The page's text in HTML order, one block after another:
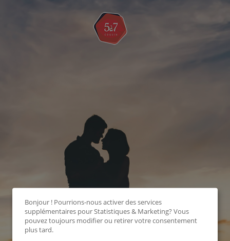
Bonjour ! Pourrions-nous activer des services
supplémentaires pourStatistiques & Marketing? Vous
pouvez toujours modifier ou retirer votre consentement
plus tard.